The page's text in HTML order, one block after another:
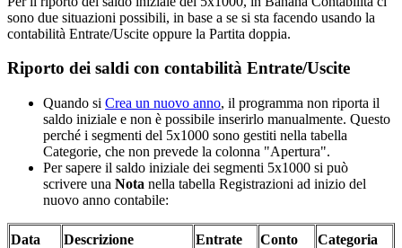
sono due situazioni possibili, in base a se si sta facendo usando la
contabilità Entrate/Uscite oppure la Partita doppia.
Riporto dei saldi con contabilità Entrate/Uscite
Quando si Crea un nuovo anno, il programma non riporta il
saldo iniziale e non è possibile inserirlo manualmente. Questo
perché i segmenti del 5x1000 sono gestiti nella tabella
Categorie, che non prevede la colonna "Apertura".
Per sapere il saldo iniziale dei segmenti 5x1000 si può
scrivere una Nota nella tabella Registrazioni ad inizio del
nuovo anno contabile:
Data Descrizione Entrate Conto Categoria